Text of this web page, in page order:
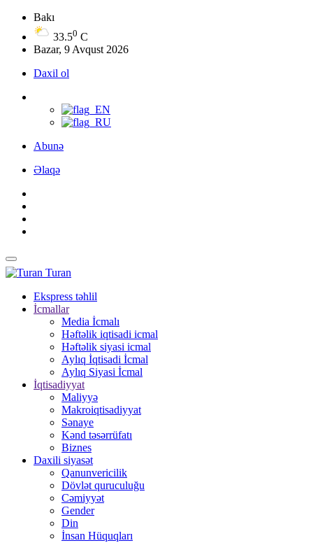
Bakı
33.50 C
Bazar, 9 Avqust 2026
Daxil ol
Abunə
Əlaqə
Turan
Ekspress təhlil
İcmallar
Media İcmalı
Həftəlik iqtisadi icmal
Həftəlik siyasi icmal
Aylıq İqtisadi İcmal
Aylıq Siyasi İcmal
İqtisadiyyat
Maliyyə
Makroiqtisadiyyat
Sənaye
Kənd təsərrüfatı
Biznes
Daxili siyasət
Qanunvericilik
Dövlət quruculuğu
Cəmiyyət
Gender
Din
İnsan Hüquqları